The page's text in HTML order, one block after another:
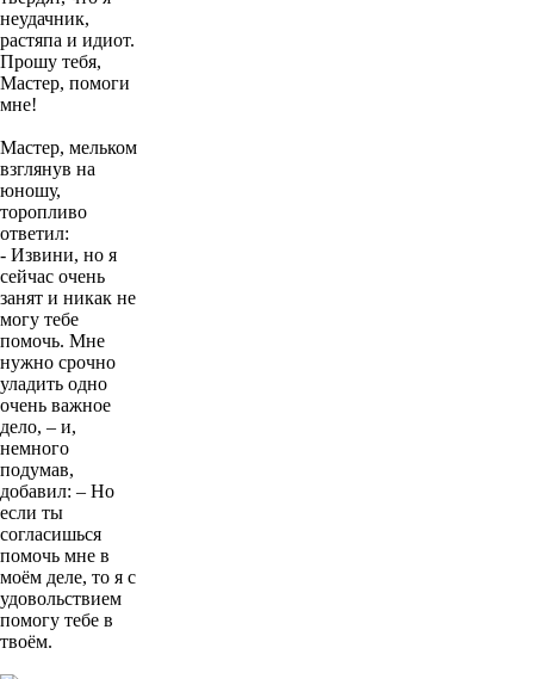
твердят, что я
неудачник,
растяпа и идиот.
Прошу тебя,
Мастер, помоги
Мастер, мельком
взглянув на
юношу,
торопливо
ответил:
- Извини, но я
сейчас очень
занят и никак не
могу тебе
помочь. Мне
нужно срочно
уладить одно
очень важное
дело, – и,
немного
подумав,
добавил: – Но
если ты
согласишься
помочь мне в
моём деле, то я с
удовольствием
помогу тебе в